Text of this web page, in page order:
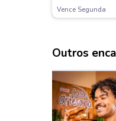
Vence Segunda
Outros